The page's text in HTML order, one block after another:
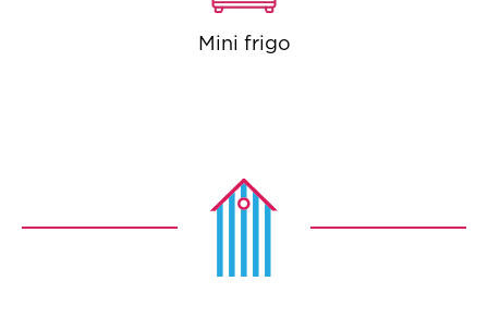
Mini frigo